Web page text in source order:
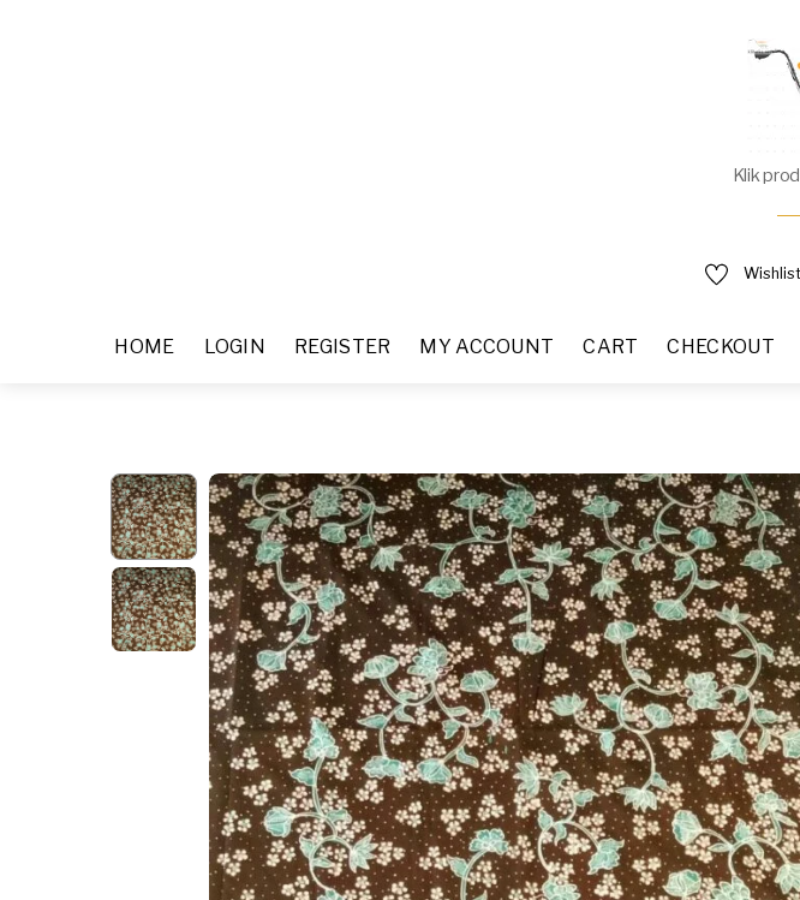
Klik
Wishlist
HOME LOGIN REGISTER MY ACCOUNT CART CHECKOUT